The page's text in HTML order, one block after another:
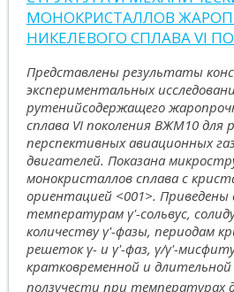
МОНОКРИСТАЛЛОВ
НИКЕЛЕВОГО СПЛАВА VI
Представлены результаты
экспериментальных
рутенийсодержащего
сплава VI поколения ВЖМ10 для
перспективных авиационных
двигателей. Показана
монокристаллов сплава с
ориентацией <001>. Приведены
температурам γ'-сольвус,
количеству γ'-фазы, периодам
решеток γ- и γ'-фаз, γ/γ'-
кратковременной и
ползучести при температурах